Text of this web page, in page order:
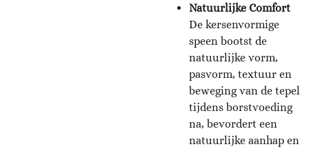
Natuurlijke Comfort
De kersenvormige
speen bootst de
natuurlijke vorm,
pasvorm, textuur en
beweging van de tepel
tijdens borstvoeding
na, bevordert een
natuurlijke aanhap en